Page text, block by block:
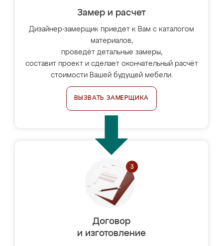
Замер и расчет
Дизайнер-замерщик приедет к Вам с каталогом
материалов,
проведёт детальные замеры,
составит проект и сделает окончательный расчёт
стоимости Вашей будущей мебели.
ВЫЗВАТЬ ЗАМЕРЩИКА
Договор
и изготовление